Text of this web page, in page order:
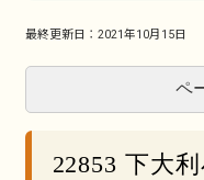
最終更新日： 2021年10月15日
ペ
22853 下大